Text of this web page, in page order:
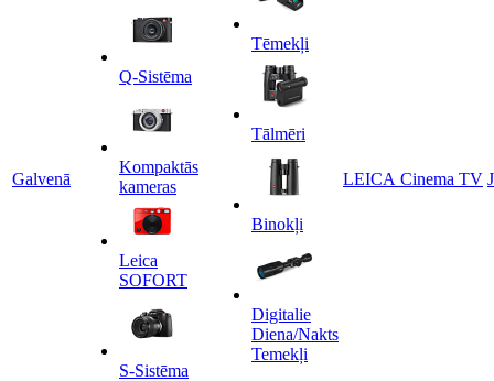
Galvenā
Q-Sistēma
Kompaktās
kameras
Leica
SOFORT
S-Sistēma
Tēmekļi
Tālmēri
Binokļi
Digitalie
Diena/Nakts
Temekļi
LEICA Cinema TV